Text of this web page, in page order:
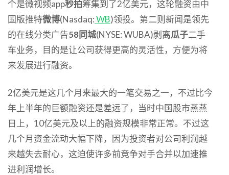
个是微视频app秒拍筹集到了2亿美元，这轮融资由中
国版推特微博(Nasdaq:WB)领投。第二则新闻是领先
的在线分类广告58同城(NYSE: WUBA)剥离瓜子二手
车业务，目的是让公司获得更高的灵活性，方便为将
来发展进行融资。
2亿美元是这几个月来最大的一笔交易之一，不过比今
年上半年的巨额融资还是差远了，当时中国股市蒸蒸
日上，10亿美元及以上的融资规模非常正常。不过这
几个月资金流动大幅下降，因为投资者对公司利润越
来越失去耐心，这迫使许多前竞争对手合并以加速推
进利润增长。